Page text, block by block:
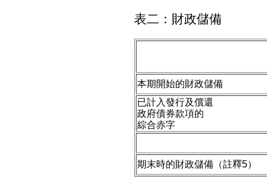
表二：財政儲備
本期開始的財政儲備
已計入發行及償還
政府債券款項的
綜合赤字
期末時的財政儲備（註釋5）